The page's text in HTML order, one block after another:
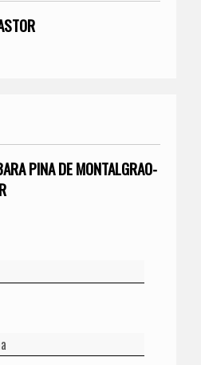
PINA DE MONTALGRAO-